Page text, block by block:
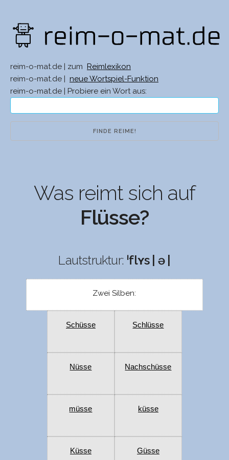
reim-o-mat.de | zum
Reimlexikon
reim-o-mat.de |
neue Wortspiel-Funktion
reim-o-mat.de | Probiere ein Wort aus:
Was reimt sich auf
Flüsse?
Lautstruktur: ˈflʏs | ə |
Zwei Silben:
Schüsse Schlüsse
Nüsse Nachschüsse
müsse küsse
Küsse Güsse